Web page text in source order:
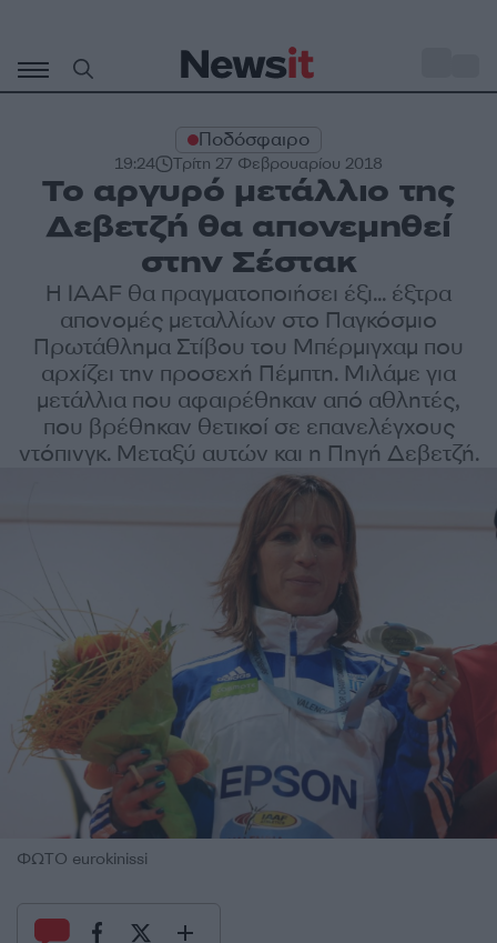
περιεχόμενο
Ποδόσφαιρο
19:24 Τρίτη 27 Φεβρουαρίου 2018
Το αργυρό μετάλλιο της
Δεβετζή θα απονεμηθεί
στην Σέστακ
Η IAAF θα πραγματοποιήσει έξι... έξτρα
απονομές μεταλλίων στο Παγκόσμιο
Πρωτάθλημα Στίβου του Μπέρμιγχαμ που
αρχίζει την προσεχή Πέμπτη. Μιλάμε για
μετάλλια που αφαιρέθηκαν από αθλητές,
που βρέθηκαν θετικοί σε επανελέγχους
ντόπινγκ. Μεταξύ αυτών και η Πηγή Δεβετζή.
ΦΩΤΟ eurokinissi